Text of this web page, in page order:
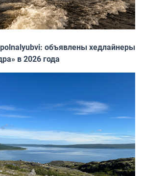
объявлены хедлайнеры
в 2026 года